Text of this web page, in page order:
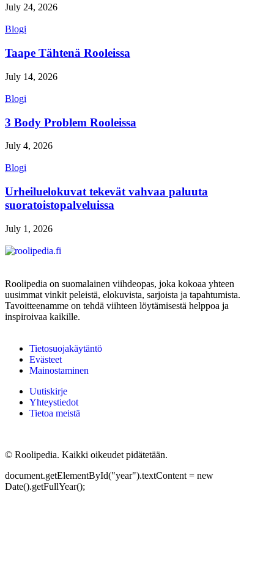
July 24, 2026
Blogi
Taape Tähtenä Rooleissa
July 14, 2026
Blogi
3 Body Problem Rooleissa
July 4, 2026
Blogi
Urheiluelokuvat tekevät vahvaa paluuta
suoratoistopalveluissa
July 1, 2026
Roolipedia on suomalainen viihdeopas, joka kokoaa yhteen
uusimmat vinkit peleistä, elokuvista, sarjoista ja tapahtumista.
Tavoitteenamme on tehdä viihteen löytämisestä helppoa ja
inspiroivaa kaikille.
Tietosuojakäytäntö
Evästeet
Mainostaminen
Uutiskirje
Yhteystiedot
Tietoa meistä
© Roolipedia. Kaikki oikeudet pidätetään.
document.getElementById("year").textContent = new
Date().getFullYear();